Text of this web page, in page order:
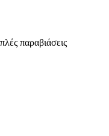
παραβιάσεις